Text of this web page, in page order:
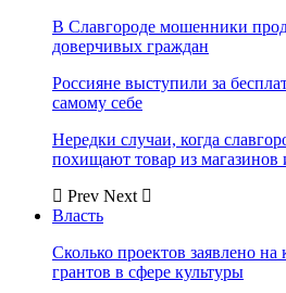
В Славгороде мошенники
доверчивых граждан
Россияне выступили за
самому себе
Нередки случаи, когда
похищают товар из
Prev Next
Власть
Сколько проектов заявлено на
грантов в сфере культуры